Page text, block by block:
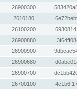
26900300
2610180
26100200
26900880
26900900
26900680
26900700
26700100